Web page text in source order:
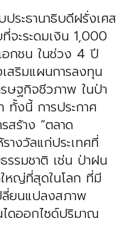
ระธานาธิบดีฝรั่งเศส
จะระดมเงิน 1,000
อกชน ในช่วง 4 ปี
สริมแผนการลงทุน
รษฐกิจชีวภาพ ในป่า
ทั้งนี้ การประกาศ
สร้าง “ตลาด
างวัลแก่ประเทศที่
รรมชาติ เช่น ป่าฝน
หญ่ที่สุดในโลก ที่มี
ยนแปลงสภาพ
ดออกไซด์ปริมาณ